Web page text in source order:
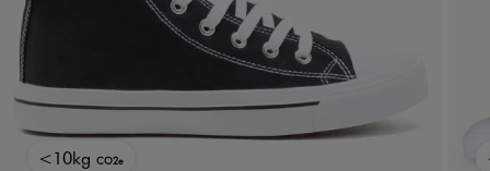
<10kg CO2e